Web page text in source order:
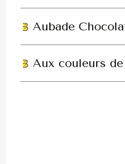
Aubade
Aux couleurs